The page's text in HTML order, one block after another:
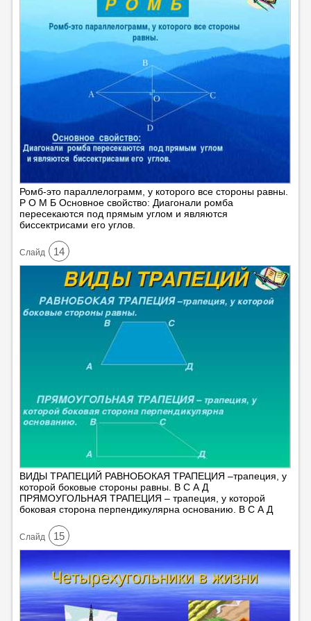
Ромб-это параллелограмм, у которого все стороны равны.
Р О М Б Основное свойство: Диагонали ромба
пересекаются под прямым углом и являются
биссектрисами его углов.
Cлайд 14
ВИДЫ ТРАПЕЦИЙ РАВНОБОКАЯ ТРАПЕЦИЯ –трапеция, у
которой боковые стороны равны. В С А Д
ПРЯМОУГОЛЬНАЯ ТРАПЕЦИЯ – трапеция, у которой
боковая сторона перпендикулярна основанию. В С А Д
Cлайд 15